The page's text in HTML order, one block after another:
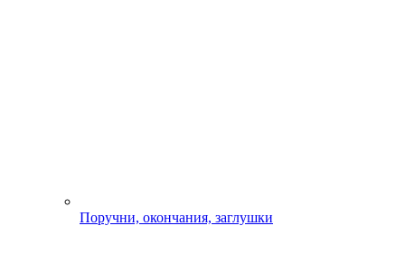
Поручни, окончания, заглушки